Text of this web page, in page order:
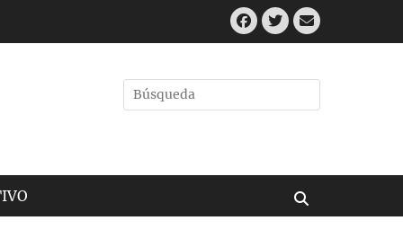
Facebook
TwitterCorreo
electrónico
Buscar
por: